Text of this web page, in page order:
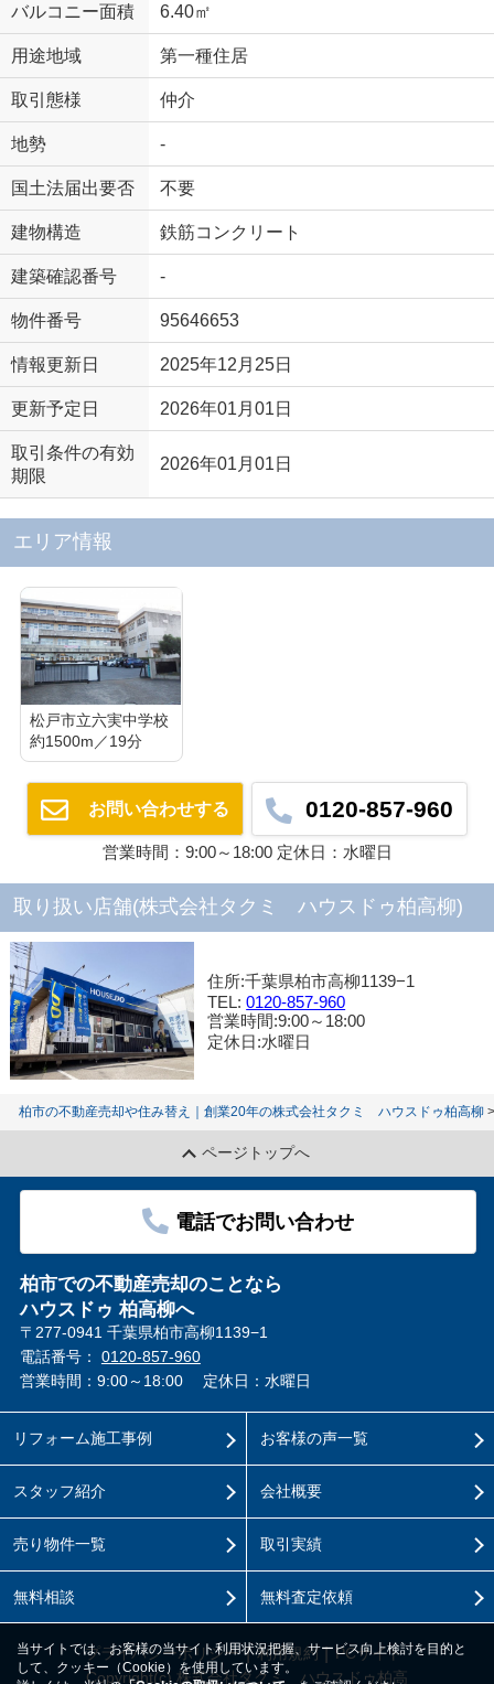
バルコニー面積 6.40㎡
用途地域 第一種住居
取引態様 仲介
地勢 -
国土法届出要否 不要
建物構造 鉄筋コンクリート
建築確認番号 -
物件番号 95646653
情報更新日 2025年12月25日
更新予定日 2026年01月01日
取引条件の有効
期限
2026年01月01日
エリア情報
松戸市立六実中学校
約1500m／19分
お問い合わせする 0120-857-960
営業時間：9:00～18:00 定休日：水曜日
取り扱い店舗(株式会社タクミ ハウスドゥ柏高柳)
住所:千葉県柏市高柳1139−1
TEL:0120-857-960
営業時間:9:00～18:00
定休日:水曜日
柏市の不動産売却や住み替え｜創業20年の株式会社タクミ ハウスドゥ柏高柳
ページトップへ
電話でお問い合わせ
柏市での不動産売却のことなら
ハウスドゥ 柏高柳へ
〒277-0941 千葉県柏市高柳1139−1
電話番号： 0120-857-960
営業時間：9:00～18:00
定休日：水曜日
リフォーム施工事例
スタッフ紹介
売り物件一覧
無料相談
お客様の声一覧
会社概要
取引実績
無料査定依頼
プライバシーポリシー 利用規約
PCサイト
Copyright(c) 株式会社タクミ ハウスドゥ柏高
当サイトでは、お客様の当サイト利用状況把握、サービス向上検討を目的と
して、クッキー（Cookie）を使用しています。